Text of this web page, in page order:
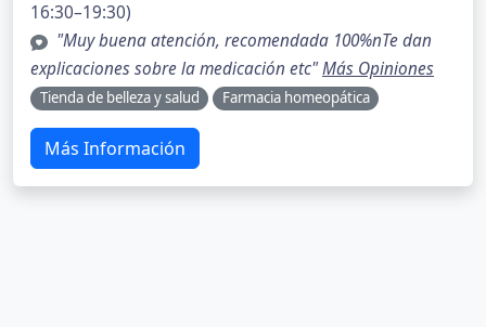
16:30–19:30)
"Muy buena atención, recomendada 100%nTe dan
explicaciones sobre la medicación etc"Más Opiniones
Tienda de belleza y salud Farmacia homeopática
Más Información